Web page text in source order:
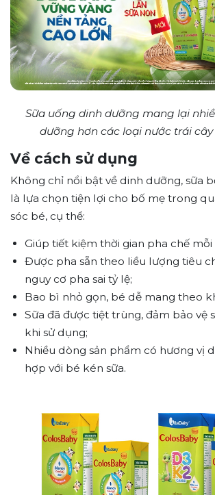
Sữa uống dinh dưỡng mang lại
dưỡng hơn các loại nước trái
Về cách sử dụng
Không chỉ nổi bật về dinh dưỡng, sữa
là lựa chọn tiện lợi cho bố mẹ trong
sóc bé, cụ thể:
Giúp tiết kiệm thời gian pha chế mỗi
Được pha sẵn theo liều lượng tiêu
nguy cơ pha sai tỷ lệ;
Bao bì nhỏ gọn, bé dễ mang theo
Sữa đã được tiệt trùng, đảm bảo vệ
khi sử dụng;
Nhiều dòng sản phẩm có hương vị
hợp với bé kén sữa.